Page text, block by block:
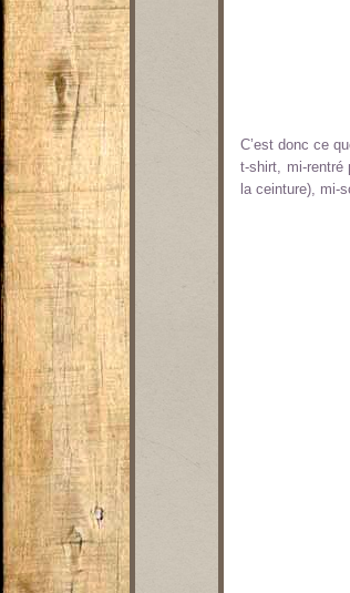
C’est donc ce
t-shirt, mi-rentré
la ceinture), mi-